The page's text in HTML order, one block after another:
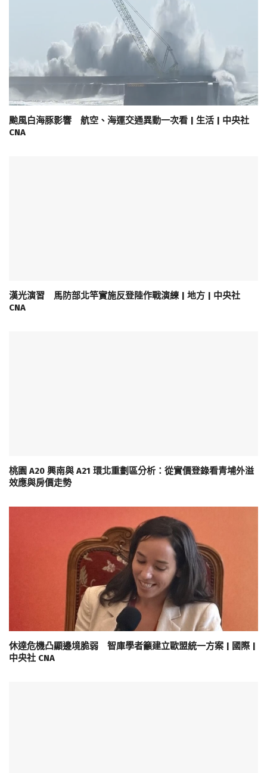
颱風白海豚影響 航空、海運交通異動一次看 | 生活 | 中央社
CNA
漢光演習 馬防部北竿實施反登陸作戰演練 | 地方 | 中央社
CNA
桃園 A20 興南與 A21 環北重劃區分析：從實價登錄看青埔外溢
效應與房價走勢
休達危機凸顯邊境脆弱 智庫學者籲建立歐盟統一方案 | 國際 |
中央社 CNA